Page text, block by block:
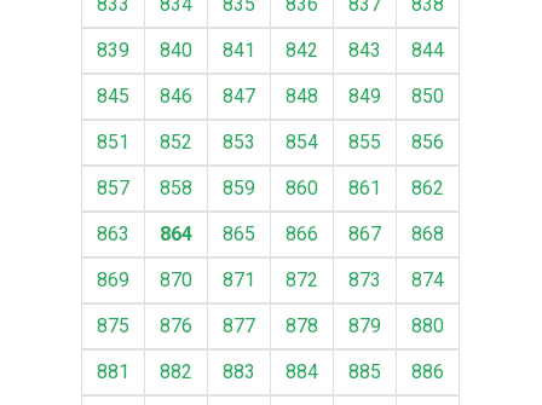
839
840 841 842 843
844
845
846 847 848 849
850
851
852 853 854 855
856
857
858 859 860 861
862
863
864 865 866 867
868
869
870 871 872 873
874
875
876 877 878 879
880
881
882 883 884 885
886